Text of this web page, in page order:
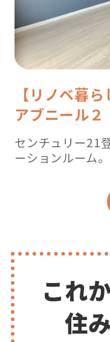
【リノベ暮
アブニール２
センチュリー21
ーションルーム。
これ
住